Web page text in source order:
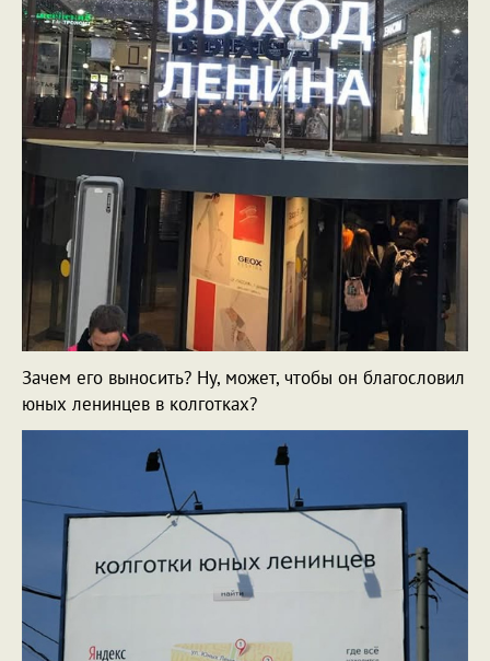
Зачем его выносить? Ну, может, чтобы он благословил
юных ленинцев в колготках?